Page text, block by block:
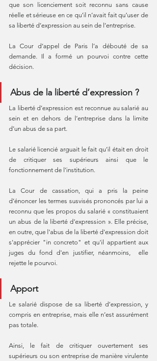
que son licenciement soit reconnu sans cause
réelle et sérieuse en ce qu’il n’avait fait qu’user de
sa liberté d’expression au sein de l’entreprise.
La Cour d‘appel de Paris l’a débouté de sa
demande. Il a formé un pourvoi contre cette
décision.
Abus de la liberté d’expression ?
La liberté d’expression est reconnue au salarié au
sein et en dehors de l’entreprise dans la limite
d’un abus de sa part.
Le salarié licencié arguait le fait qu’il était en droit
de critiquer ses supérieurs ainsi que le
fonctionnement de l’institution.
La Cour de cassation, qui a pris la peine
d’énoncer les termes susvisés prononcés par lui a
reconnu que les propos du salarié « constituaient
un abus de la liberté d’expression ». Elle précise,
en outre, que l'abus de la liberté d'expression doit
s'apprécier "in concreto" et qu'il appartient aux
juges du fond d'en justifier, néanmoins,  elle
rejette le pourvoi.
Apport
Le salarié dispose de sa liberté d’expression, y
compris en entreprise, mais elle n’est assurément
pas totale.
Ainsi, le fait de critiquer ouvertement ses
supérieurs ou son entreprise de manière virulente